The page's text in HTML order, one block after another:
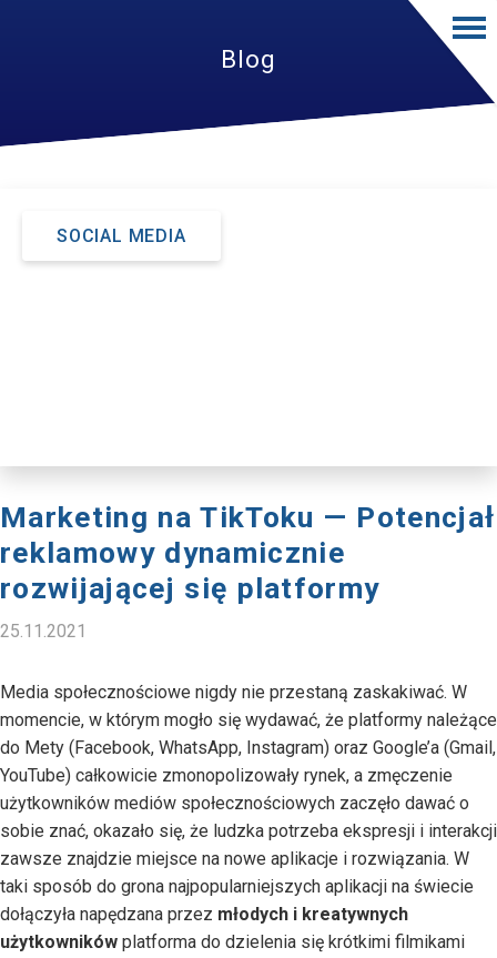
Blog
SOCIAL MEDIA
Marketing na TikToku — Potencjał
reklamowy dynamicznie
rozwijającej się platformy
25.11.2021
Media społecznościowe nigdy nie przestaną zaskakiwać. W
momencie, w którym mogło się wydawać, że platformy należące
do Mety (Facebook, WhatsApp, Instagram) oraz Google’a (Gmail,
YouTube) całkowicie zmonopolizowały rynek, a zmęczenie
użytkowników mediów społecznościowych zaczęło dawać o
sobie znać, okazało się, że ludzka potrzeba ekspresji i interakcji
zawsze znajdzie miejsce na nowe aplikacje i rozwiązania. W
taki sposób do grona najpopularniejszych aplikacji na świecie
dołączyła napędzana przez młodych i kreatywnych
użytkowników platforma do dzielenia się krótkimi filmikami